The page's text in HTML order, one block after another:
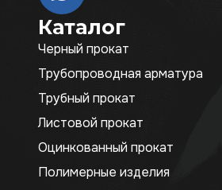
Каталог
Черный прокат
Трубопроводная арматура
Трубный прокат
Листовой прокат
Оцинкованный прокат
Полимерные изделия